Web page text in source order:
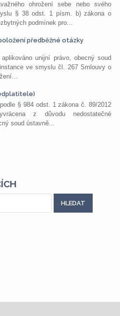
ohrožení sebe nebo svého
§ 38 odst. 1 písm. b) zákona o
podmínek pro...
předběžné otázky
unijní právo, obecný soud
ve smyslu čl. 267 Smlouvy o
§ 984 odst. 1 zákona č. 89/2012
z důvodu nedostatečné
soud ústavně...